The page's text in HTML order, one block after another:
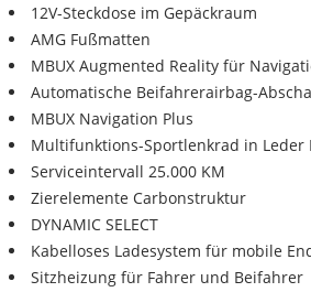
12V-Steckdose im Gepäckraum
AMG Fußmatten
MBUX Augmented Reality für
Automatische Beifahrerairbag-
MBUX Navigation Plus
Multifunktions-Sportlenkrad in Leder
Serviceintervall 25.000 KM
Zierelemente Carbonstruktur
DYNAMIC SELECT
Kabelloses Ladesystem für mobile
Sitzheizung für Fahrer und Beifahrer